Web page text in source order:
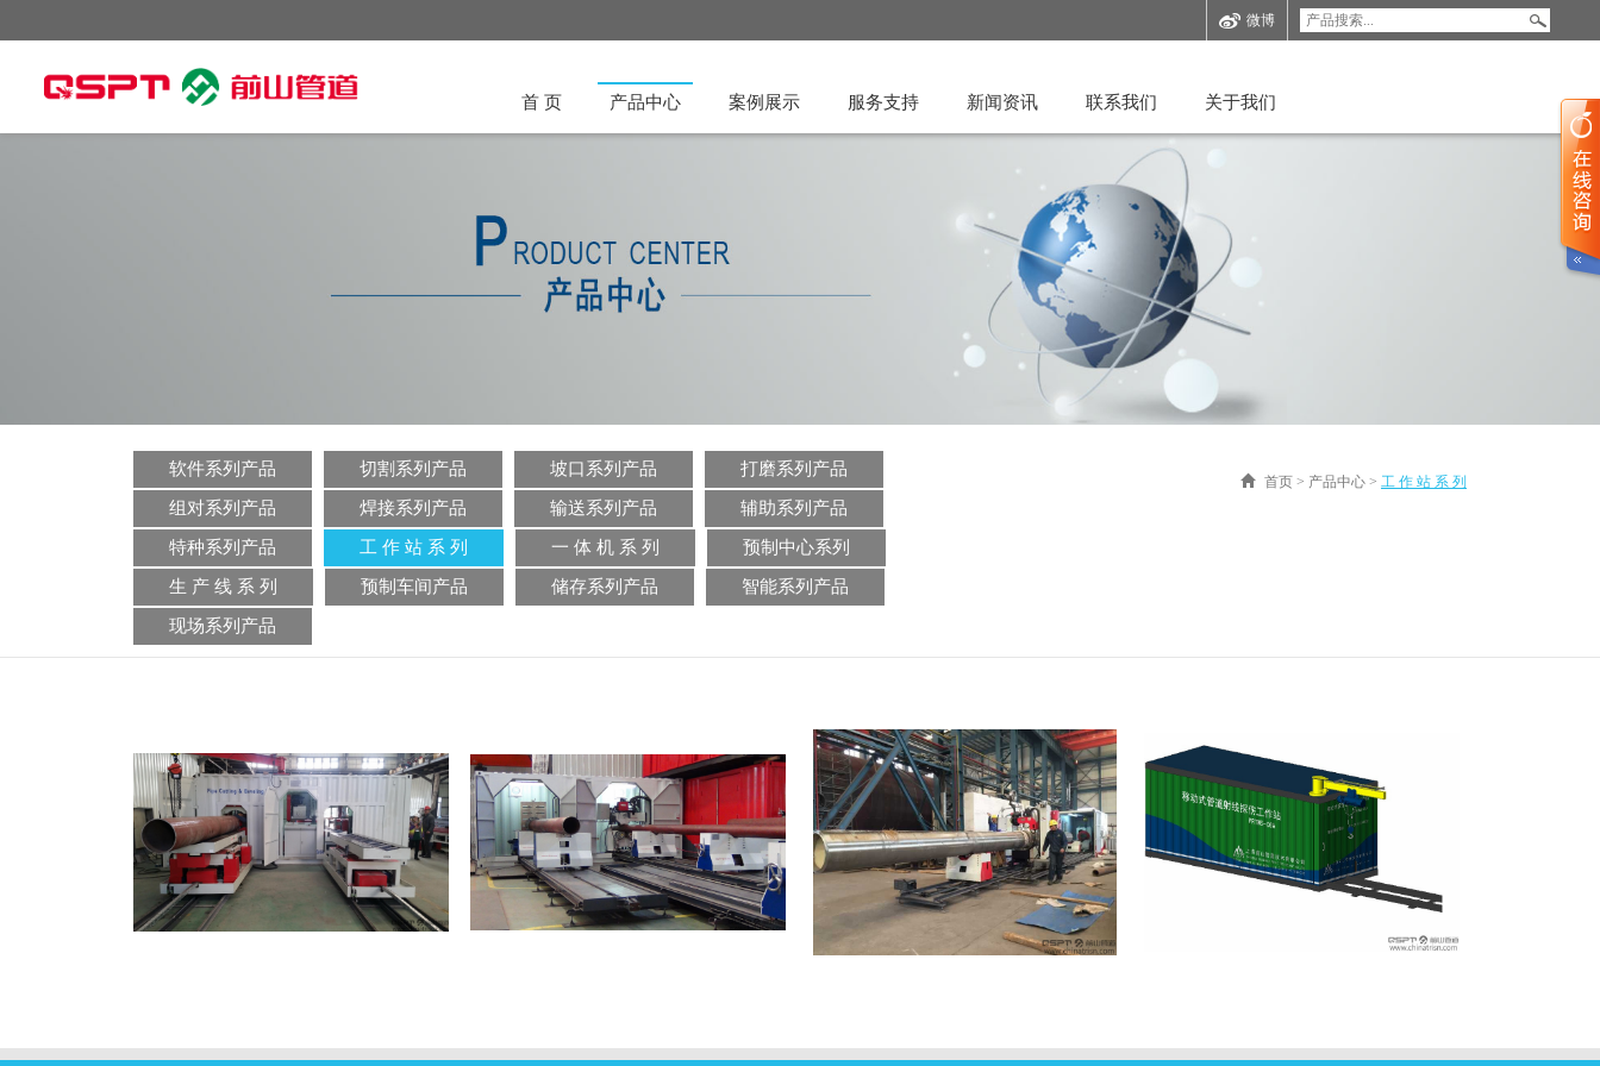
微博
首 页 产品中心 案例展示 服务支持 新闻资讯 联系我们 关于我们
软件系列产品 切割系列产品 坡口系列产品 打磨系列产品
组对系列产品 焊接系列产品 输送系列产品 辅助系列产品
特种系列产品 工 作 站 系 列 一 体 机 系 列 预制中心系列
生 产 线 系 列 预制车间产品 储存系列产品 智能系列产品
现场系列产品
首页 > 产品中心 > 工 作 站 系 列
（端面坡口机）